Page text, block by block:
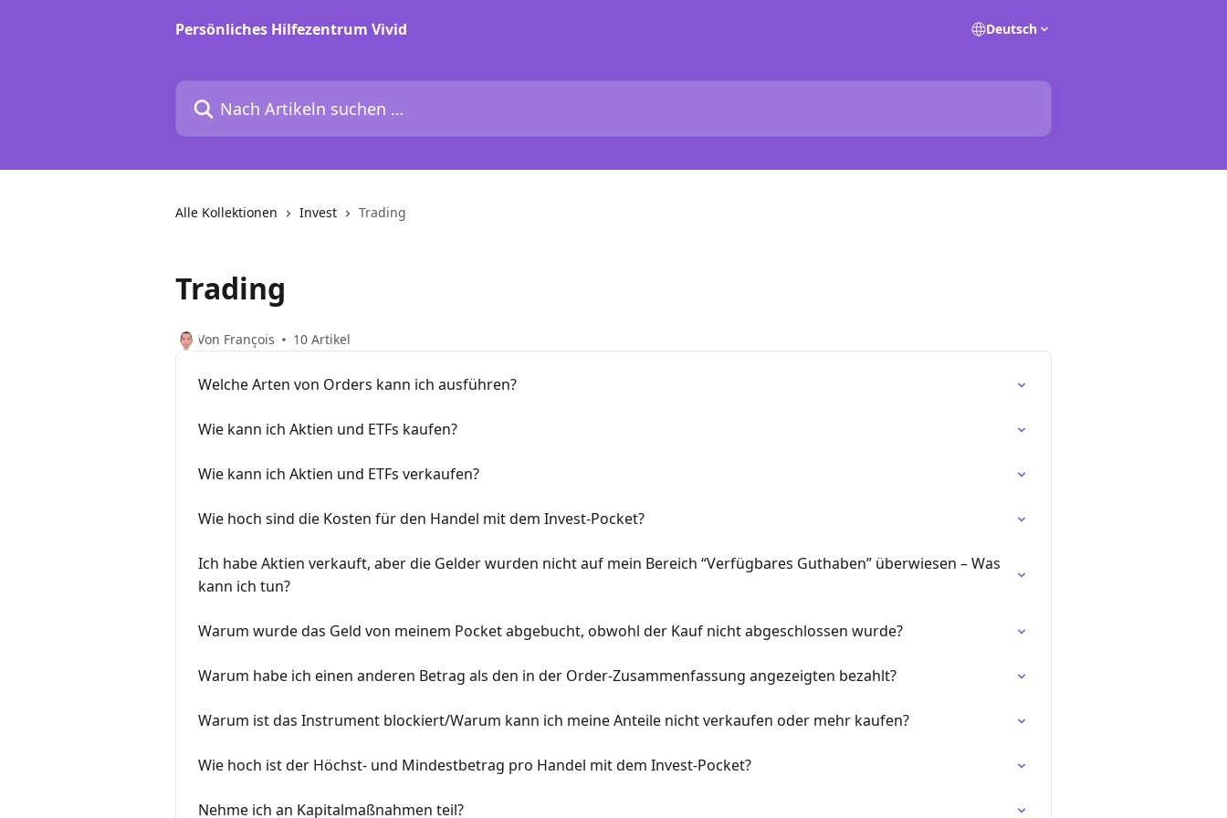
Persönliches Hilfezentrum Vivid
Deutsch
Nach Artikeln suchen …
Alle Kollektionen Invest Trading
Trading
Von François 10 Artikel
Welche Arten von Orders kann ich ausführen?
Wie kann ich Aktien und ETFs kaufen?
Wie kann ich Aktien und ETFs verkaufen?
Wie hoch sind die Kosten für den Handel mit dem Invest-Pocket?
Ich habe Aktien verkauft, aber die Gelder wurden nicht auf mein Bereich “Verfügbares Guthaben” überwiesen – Was
kann ich tun?
Warum wurde das Geld von meinem Pocket abgebucht, obwohl der Kauf nicht abgeschlossen wurde?
Warum habe ich einen anderen Betrag als den in der Order-Zusammenfassung angezeigten bezahlt?
Warum ist das Instrument blockiert/Warum kann ich meine Anteile nicht verkaufen oder mehr kaufen?
Wie hoch ist der Höchst- und Mindestbetrag pro Handel mit dem Invest-Pocket?
Nehme ich an Kapitalmaßnahmen teil?